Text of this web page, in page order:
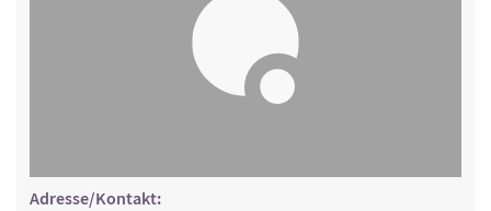
Adresse/Kontakt: